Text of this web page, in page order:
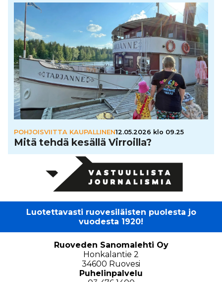
POHJOISVIITTA KAUPALLINEN12.05.2026 klo 09.25
Mitä tehdä kesällä Virroilla?
Luotettavasti ruovesiläisten puolesta jo
vuodesta 1920!
Ruoveden Sanomalehti Oy
Honkalantie 2
34600 Ruovesi
Puhelinpalvelu